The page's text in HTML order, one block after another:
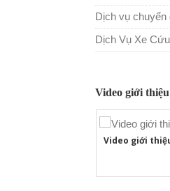
Dịch vụ
Dịch Vụ Xe
Video giới thiệu
Video giới